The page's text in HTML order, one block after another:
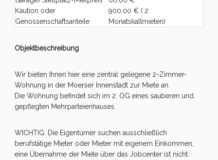
Kaution oder
Genossenschaftsanteile
900,00 € ( 2
Monatskaltmieten)
Objektbeschreibung
Wir bieten Ihnen hier eine zentral gelegene 2-Zimmer-
Wohnung in der Moerser Innenstadt zur Miete an.
Die Wohnung befindet sich im 2. OG eines sauberen und
gepflegten Mehrparteienhauses.
WICHTIG: Die Eigentümer suchen ausschließlich
berufstätige Mieter oder Mieter mit eigenem Einkommen,
eine Übernahme der Miete über das Jobcenter ist nicht